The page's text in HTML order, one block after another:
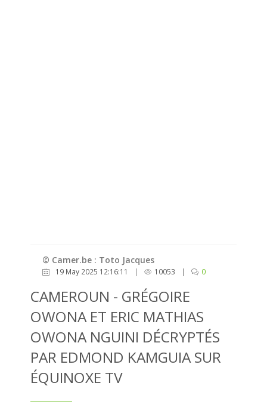
© Camer.be : Toto Jacques
19 May 2025 12:16:11 | 10053 | 0
CAMEROUN - GRÉGOIRE
OWONA ET ERIC MATHIAS
OWONA NGUINI DÉCRYPTÉS
PAR EDMOND KAMGUIA SUR
ÉQUINOXE TV